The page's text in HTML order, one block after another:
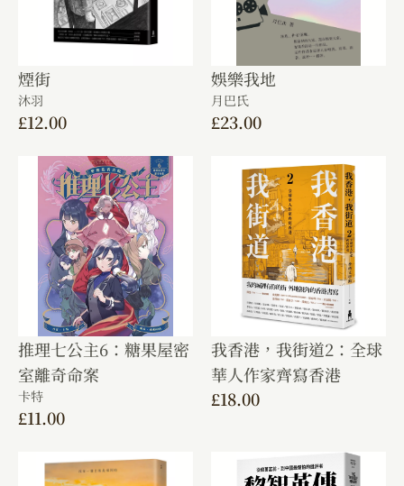
煙街
沐羽
£12.00
娛樂我地
月巴氏
£23.00
推理七公主6：糖果屋密
室離奇命案
卡特
£11.00
我香港，我街道2：全球
華人作家齊寫香港
£18.00